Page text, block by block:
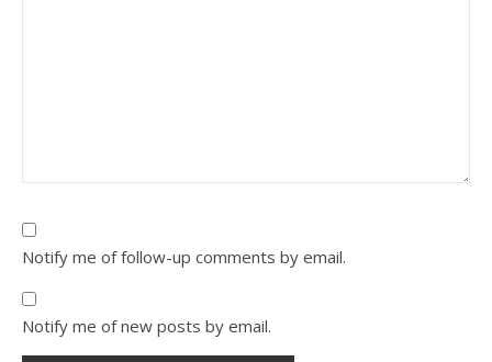
Notify me of follow-up comments by email.
Notify me of new posts by email.